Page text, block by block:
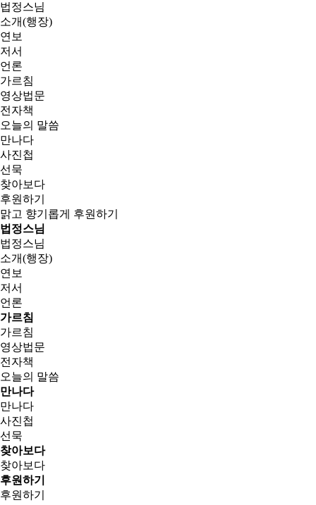
법정스님
소개(행장)
연보
저서
언론
가르침
영상법문
전자책
오늘의 말씀
만나다
사진첩
선묵
찾아보다
후원하기
맑고 향기롭게 후원하기
법정스님
법정스님
소개(행장)
연보
저서
언론
가르침
가르침
영상법문
전자책
오늘의 말씀
만나다
만나다
사진첩
선묵
찾아보다
찾아보다
후원하기
후원하기